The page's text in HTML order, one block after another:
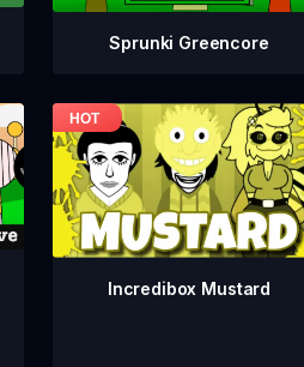
Sprunki Greencore
Incredibox Mustard